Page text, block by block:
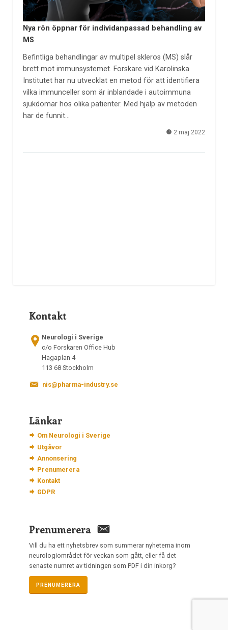
Nya rön öppnar för individanpassad behandling av
MS
Befintliga behandlingar av multipel skleros (MS) slår
brett mot immunsystemet. Forskare vid Karolinska
Institutet har nu utvecklat en metod för att identifiera
vilka immunceller som är inblandade i autoimmuna
sjukdomar hos olika patienter. Med hjälp av metoden
har de funnit…
2 maj 2022
Kontakt
Neurologi i Sverige
c/o Forskaren Office Hub
Hagaplan 4
113 68 Stockholm
nis@pharma-industry.se
Länkar
Om Neurologi i Sverige
Utgåvor
Annonsering
Prenumerera
Kontakt
GDPR
Prenumerera
Vill du ha ett nyhetsbrev som summerar nyheterna inom
neurologiområdet för veckan som gått, eller få det
senaste numret av tidningen som PDF i din inkorg?
PRENUMERERA